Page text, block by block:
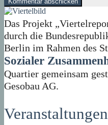
Das Projekt
durch die
Berlin im Rahmen des
Sozialer
Quartier gemeinsam
Gesobau AG.
Veranstaltungen